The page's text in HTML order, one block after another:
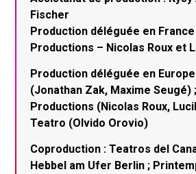
Fischer
Production déléguée en
Productions – Nicolas Roux et
Production déléguée en
(Jonathan Zak, Maxime Seugé)
Productions (Nicolas Roux,
Teatro (Olvido Orovio)
Coproduction : Teatros del
Hebbel am Ufer Berlin ;